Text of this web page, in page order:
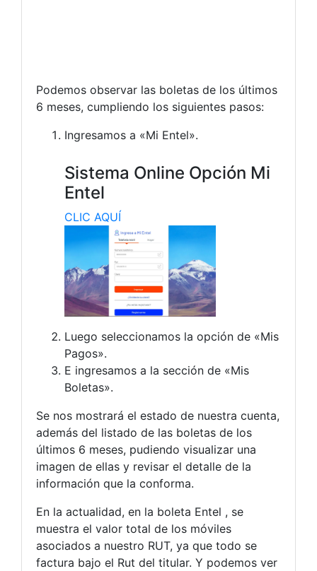
Podemos observar las boletas de los últimos
6 meses, cumpliendo los siguientes pasos:
Ingresamos a «Mi Entel».
Sistema Online Opción Mi
Entel
CLIC AQUÍ
Luego seleccionamos la opción de «Mis
Pagos».
E ingresamos a la sección de «Mis
Boletas».
Se nos mostrará el estado de nuestra cuenta,
además del listado de las boletas de los
últimos 6 meses, pudiendo visualizar una
imagen de ellas y revisar el detalle de la
información que la conforma.
En la actualidad, en la boleta Entel , se
muestra el valor total de los móviles
asociados a nuestro RUT, ya que todo se
factura bajo el Rut del titular. Y podemos ver